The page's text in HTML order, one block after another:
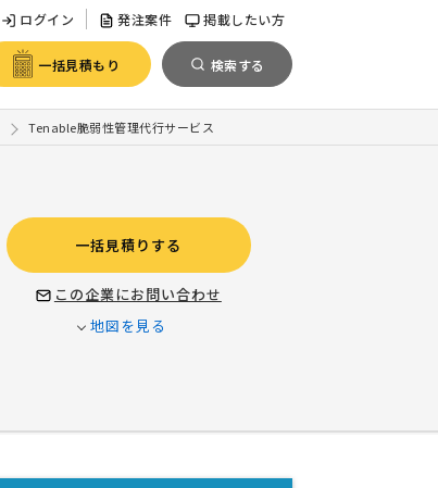
ログイン 発注案件 掲載したい方
一括見積もり 検索する
Tenable脆弱性管理代行サービス
一括見積りする
この企業にお問い合わせ
地図を見る